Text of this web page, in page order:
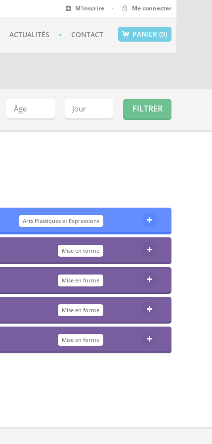
M'inscrire · Me connecter
PANIER (0)
ACTUALITÉS CONTACT
Arts Plastiques et Expressions
Mise en forme
Mise en forme
Mise en forme
Mise en forme